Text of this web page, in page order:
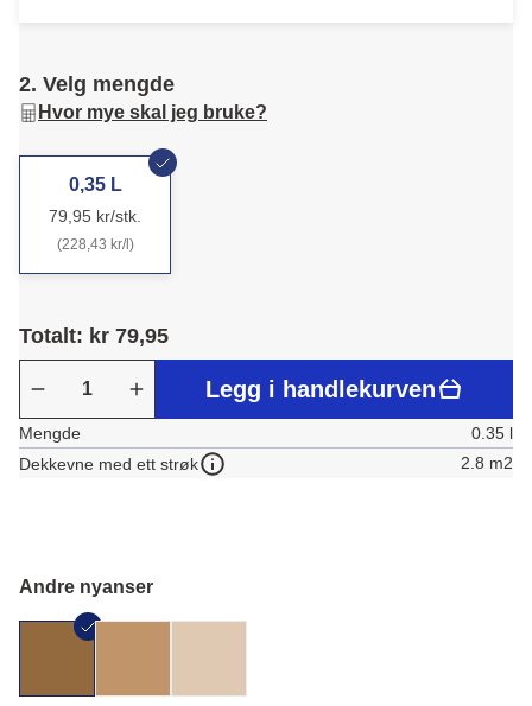
2. Velg mengde
Hvor mye skal jeg bruke?
0,35 L
79,95 kr/stk.
(228,43 kr/l)
Totalt: kr 79,95
Legg i handlekurven
Mengde
0.35 l
Dekkevne med ett strøk
2.8 m2
Andre nyanser